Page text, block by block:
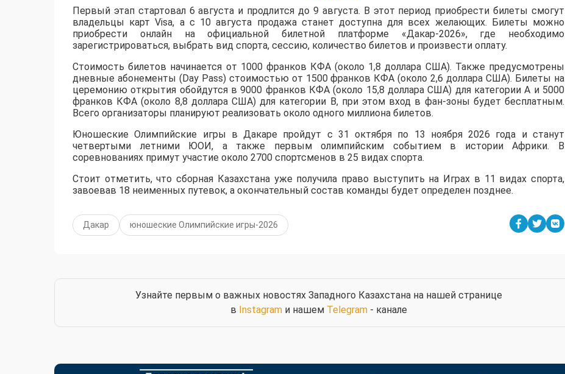
Первый этап стартовал 6 августа и продлится до 9 августа. В этот период приобрести билеты смогут
владельцы карт Visa, а с 10 августа продажа станет доступна для всех желающих. Билеты можно
приобрести онлайн на официальной билетной платформе «Дакар-2026», где необходимо
зарегистрироваться, выбрать вид спорта, сессию, количество билетов и произвести оплату.
Стоимость билетов начинается от 1000 франков КФА (около 1,8 доллара США). Также предусмотрены
дневные абонементы (Day Pass) стоимостью от 1500 франков КФА (около 2,6 доллара США). Билеты на
церемонию открытия обойдутся в 9000 франков КФА (около 15,8 доллара США) для категории A и 5000
франков КФА (около 8,8 доллара США) для категории B, при этом вход в фан-зоны будет бесплатным.
Всего организаторы планируют реализовать около одного миллиона билетов.
Юношеские Олимпийские игры в Дакаре пройдут с 31 октября по 13 ноября 2026 года и станут
четвертыми летними ЮОИ, а также первым олимпийским событием в истории Африки. В
соревнованиях примут участие около 2700 спортсменов в 25 видах спорта.
Стоит отметить, что сборная Казахстана уже получила право выступить на Играх в 11 видах спорта,
завоевав 18 неименных путевок, а окончательный состав команды будет определен позднее.
Дакар юношеские Олимпийские игры-2026
Узнайте первым о важных новостях Западного Казахстана на нашей странице
в Instagramи нашем Telegram- канале